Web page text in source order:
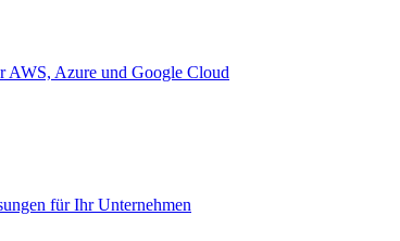
AWS, Azure und Google Cloud
für Ihr Unternehmen